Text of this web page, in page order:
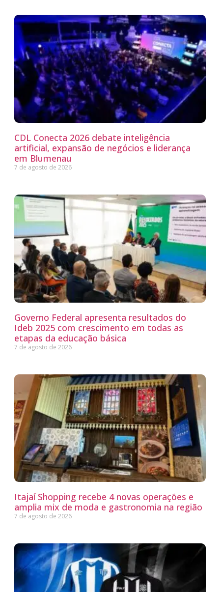
CDL Conecta 2026 debate inteligência
artificial, expansão de negócios e liderança
em Blumenau
7 de agosto de 2026
Governo Federal apresenta resultados do
Ideb 2025 com crescimento em todas as
etapas da educação básica
7 de agosto de 2026
Itajaí Shopping recebe 4 novas operações e
amplia mix de moda e gastronomia na região
7 de agosto de 2026